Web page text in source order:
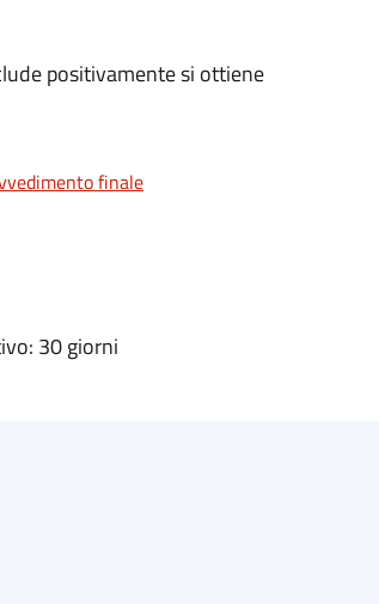
positivamente si ottiene
finale
30 giorni